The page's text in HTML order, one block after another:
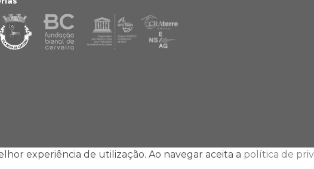
experiência de utilização. Ao navegar aceita a política de